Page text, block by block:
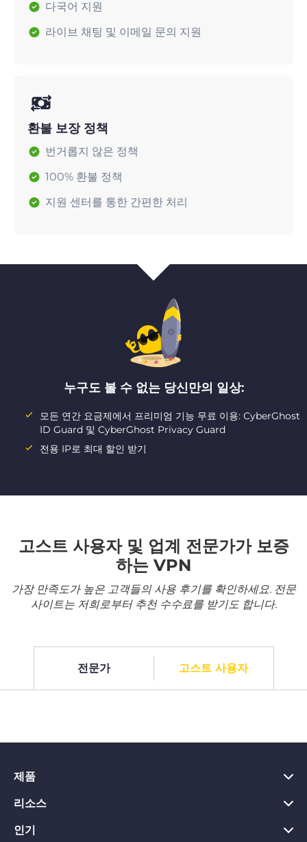
다국어 지원
라이브 채팅 및 이메일 문의 지원
환불 보장 정책
번거롭지 않은 정책
100% 환불 정책
지원 센터를 통한 간편한 처리
누구도 볼 수 없는 당신만의 일상:
모든 연간 요금제에서 프리미엄 기능 무료 이용: CyberGhost
ID Guard 및 CyberGhost Privacy Guard
전용 IP로 최대 할인 받기
고스트 사용자 및 업계 전문가가 보증
하는 VPN
가장 만족도가 높은 고객들의 사용 후기를 확인하세요. 전문
사이트는 저희로부터 추천 수수료를 받기도 합니다.
전문가 고스트 사용자
제품
PC용 VPN
Chrome용 VPN
리소스
VPN이란?
인기